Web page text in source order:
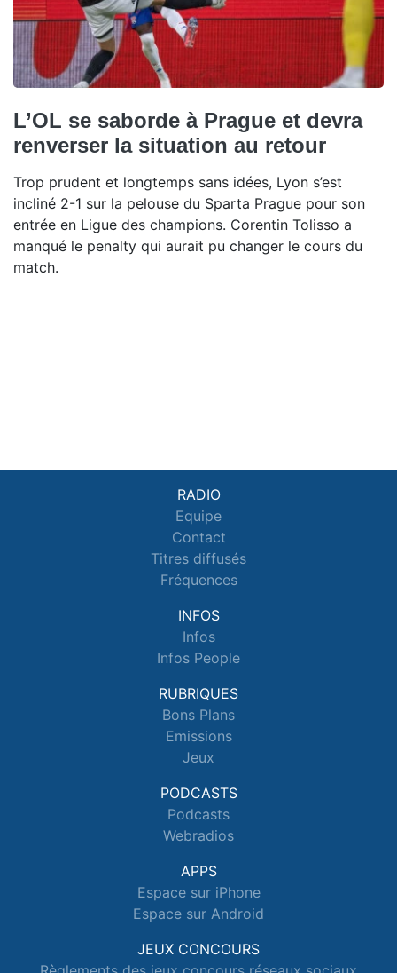
L’OL se saborde à Prague et devra
renverser la situation au retour
Trop prudent et longtemps sans idées, Lyon s’est
incliné 2-1 sur la pelouse du Sparta Prague pour son
entrée en Ligue des champions. Corentin Tolisso a
manqué le penalty qui aurait pu changer le cours du
match.
RADIO
Equipe
Contact
Titres diffusés
Fréquences
INFOS
Infos
Infos People
RUBRIQUES
Bons Plans
Emissions
Jeux
PODCASTS
Podcasts
Webradios
APPS
Espace sur iPhone
Espace sur Android
JEUX CONCOURS